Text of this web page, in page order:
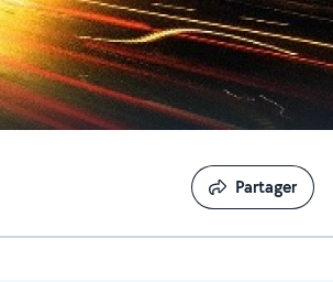
Partager
Partager